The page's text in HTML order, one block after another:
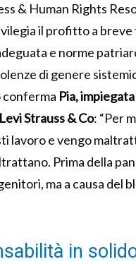
& Human Rights
il profitto a
e norme
di genere
conferma Pia,
Strauss & Co: “Per
lavoro e vengo
Prima della
ma a causa del
in